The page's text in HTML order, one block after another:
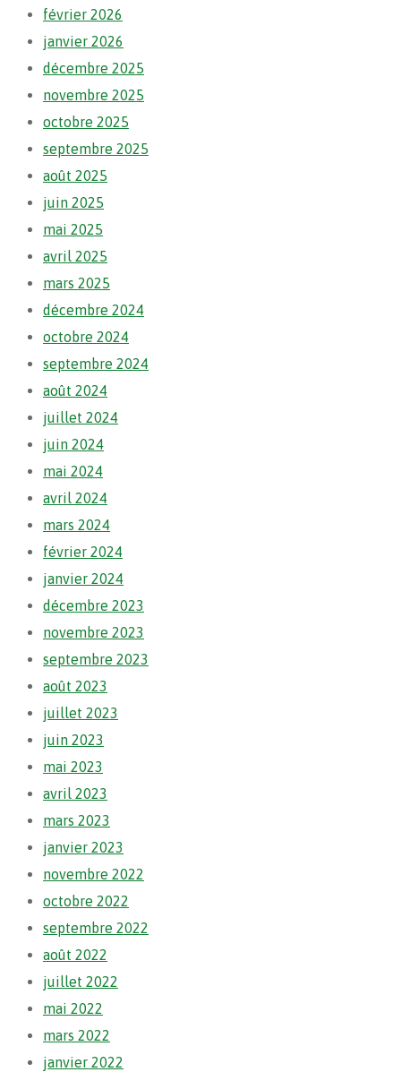
février 2026
janvier 2026
décembre 2025
novembre 2025
octobre 2025
septembre 2025
août 2025
juin 2025
mai 2025
avril 2025
mars 2025
décembre 2024
octobre 2024
septembre 2024
août 2024
juillet 2024
juin 2024
mai 2024
avril 2024
mars 2024
février 2024
janvier 2024
décembre 2023
novembre 2023
septembre 2023
août 2023
juillet 2023
juin 2023
mai 2023
avril 2023
mars 2023
janvier 2023
novembre 2022
octobre 2022
septembre 2022
août 2022
juillet 2022
mai 2022
mars 2022
janvier 2022